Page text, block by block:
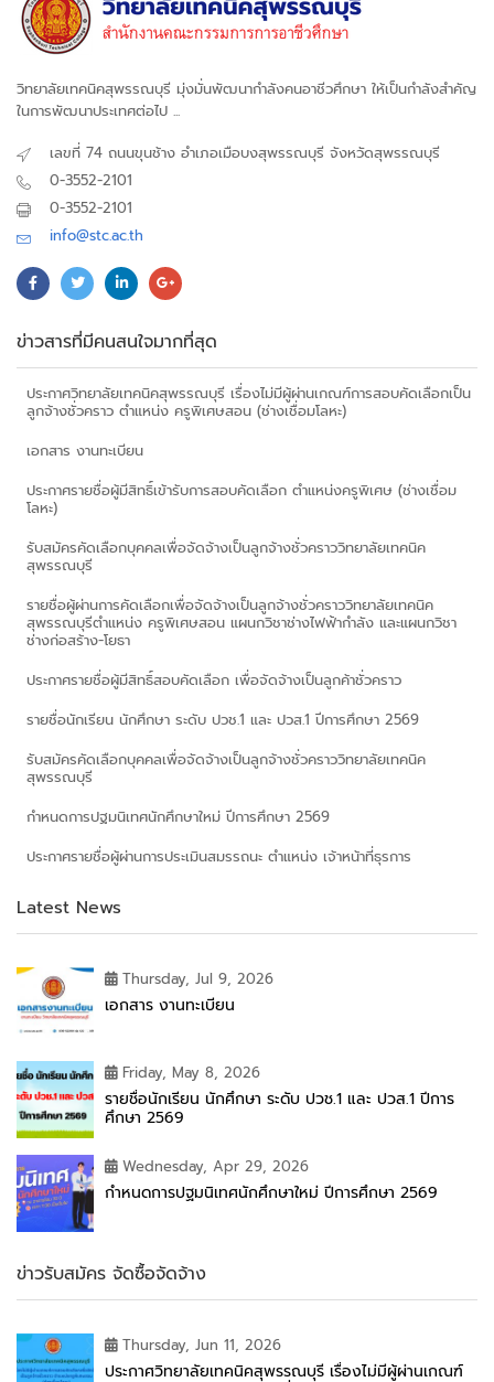
วิทยาลัยเทคนิคสุพรรณบุรี มุ่งมั่นพัฒนากำลังคนอาชีวศึกษา ให้เป็นกำลังสำคัญ
ในการพัฒนาประเทศต่อไป ...
เลขที่ 74 ถนนขุนช้าง อำเภอเมือบงสุพรรณบุรี จังหวัดสุพรรณบุรี
0-3552-2101
0-3552-2101
info@stc.ac.th
ข่าวสารที่มีคนสนใจมากที่สุด
ประกาศวิทยาลัยเทคนิคสุพรรณบุรี เรื่องไม่มีผู้ผ่านเกณฑ์การสอบคัดเลือกเป็น
ลูกจ้างชั่วคราว ตำแหน่ง ครูพิเศษสอน (ช่างเชื่อมโลหะ)
เอกสาร งานทะเบียน
ประกาศรายชื่อผู้มีสิทธิ์เข้ารับการสอบคัดเลือก ตำแหน่งครูพิเศษ (ช่างเชื่อม
โลหะ)
รับสมัครคัดเลือกบุคคลเพื่อจัดจ้างเป็นลูกจ้างชั่วคราววิทยาลัยเทคนิค
สุพรรณบุรี
รายชื่อผู้ผ่านการคัดเลือกเพื่อจัดจ้างเป็นลูกจ้างชั่วคราววิทยาลัยเทคนิค
สุพรรณบุรีตำแหน่ง ครูพิเศษสอน แผนกวิชาช่างไฟฟ้ากำลัง และแผนกวิชา
ช่างก่อสร้าง-โยธา
ประกาศรายชื่อผู้มีสิทธิ์สอบคัดเลือก เพื่อจัดจ้างเป็นลูกค้าชั่วคราว
รายชื่อนักเรียน นักศึกษา ระดับ ปวช.1 และ ปวส.1 ปีการศึกษา 2569
รับสมัครคัดเลือกบุคคลเพื่อจัดจ้างเป็นลูกจ้างชั่วคราววิทยาลัยเทคนิค
สุพรรณบุรี
กำหนดการปฐมนิเทศนักศึกษาใหม่ ปีการศึกษา 2569
ประกาศรายชื่อผู้ผ่านการประเมินสมรรถนะ ตำแหน่ง เจ้าหน้าที่ธุรการ
Latest News
Thursday, Jul 9, 2026
เอกสาร งานทะเบียน
Friday, May 8, 2026
รายชื่อนักเรียน นักศึกษา ระดับ ปวช.1 และ ปวส.1 ปีการ
ศึกษา 2569
Wednesday, Apr 29, 2026
กำหนดการปฐมนิเทศนักศึกษาใหม่ ปีการศึกษา 2569
ข่าวรับสมัคร จัดซื้อจัดจ้าง
Thursday, Jun 11, 2026
ประกาศวิทยาลัยเทคนิคสุพรรณบุรี เรื่องไม่มีผู้ผ่านเกณฑ์